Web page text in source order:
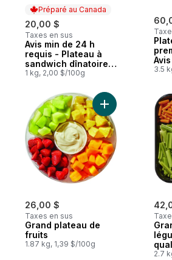
Préparé au Canada
20,00 $
Taxes en sus
Préparé au Canada
Avis min de 24 h
requis - Plateau à
sandwich dînatoires
classiques
1 kg, 2,00 $/100g 3.5
26,00 $
Taxes en sus
Grand plateau de
fruits
1.87 kg, 1,39 $/100g
Ajouter Grand
de
2.7